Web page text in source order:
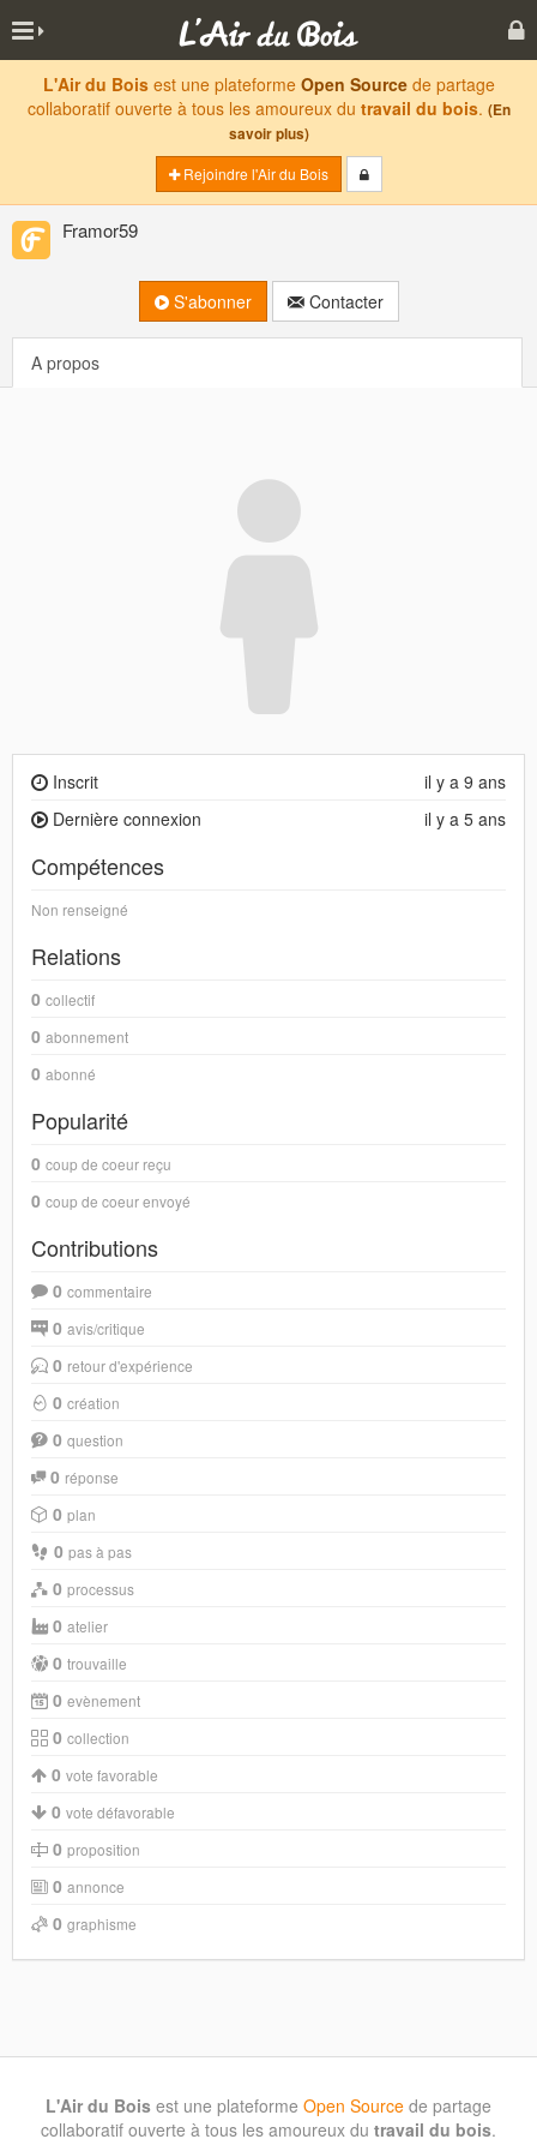
L'Air du Boisest une plateforme Open Sourcede partage
collaboratif ouverte à tous les amoureux du travail du bois. (En
savoir plus)
Rejoindre l'Air du Bois
Framor59
S'abonner Contacter
A propos
il y a 9 ans
Inscrit
il y a 5 ans
Dernière connexion
Compétences
Non renseigné
Relations
0 collectif
0 abonnement
0 abonné
Popularité
0 coup de coeur reçu
0 coup de coeur envoyé
Contributions
0 commentaire
0 avis/critique
0 retour d'expérience
0 création
0 question
0 réponse
0 plan
0 pas à pas
0 processus
0 atelier
0 trouvaille
0 evènement
0 collection
0 vote favorable
0 vote défavorable
0 proposition
0 annonce
0 graphisme
L'Air du Bois est une plateforme Open Source de partage
collaboratif ouverte à tous les amoureux du travail du bois.